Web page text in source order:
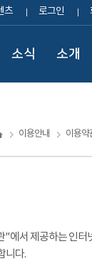
츠 로그인
소식 소개
이용안내 이용약
서 제공하는 인터
니다.